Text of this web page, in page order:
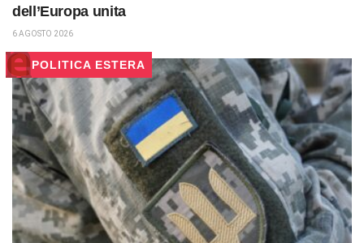
dell’Europa unita
6 AGOSTO 2026
POLITICA ESTERA